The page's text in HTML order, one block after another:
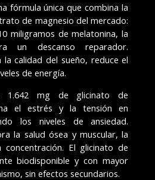
fórmula única que combina la
de magnesio del mercado:
miligramos de melatonina, la
un descanso reparador.
la calidad del sueño, reduce el
de energía.
1.642 mg de glicinato de
el estrés y la tensión en
los niveles de ansiedad.
la salud ósea y muscular, la
El glicinato de
biodisponible y con mayor
sin efectos secundarios.